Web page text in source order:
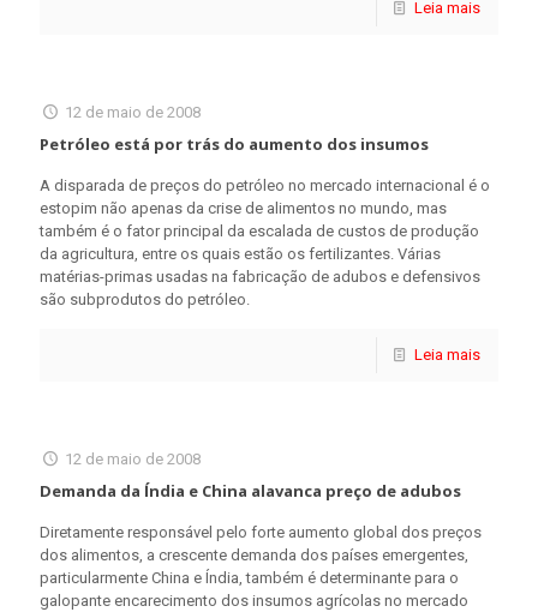
Leia mais
12 de maio de 2008
Petróleo está por trás do aumento dos insumos
A disparada de preços do petróleo no mercado internacional é o
estopim não apenas da crise de alimentos no mundo, mas
também é o fator principal da escalada de custos de produção
da agricultura, entre os quais estão os fertilizantes. Várias
matérias-primas usadas na fabricação de adubos e defensivos
são subprodutos do petróleo.
Leia mais
12 de maio de 2008
Demanda da Índia e China alavanca preço de adubos
Diretamente responsável pelo forte aumento global dos preços
dos alimentos, a crescente demanda dos países emergentes,
particularmente China e Índia, também é determinante para o
galopante encarecimento dos insumos agrícolas no mercado